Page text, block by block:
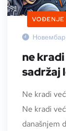
VOĐENJE
ne
sadržaj
Ne kradi
Ne kradi
današnjem